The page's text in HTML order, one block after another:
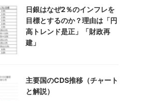
日銀はなぜ2％のインフレを
目標とするのか？理由は「円
高トレンド是正」「財政再
建」
主要国のCDS推移（チャート
と解説）